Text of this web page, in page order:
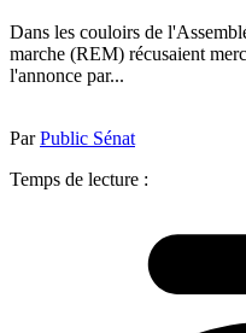
Dans les couloirs de
marche (REM) récusaient
l'annonce par...
ParPublic Sénat
Temps de lecture :